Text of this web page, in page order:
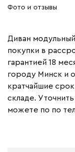
Фото и отзывы
Диван
покупки в
гарантией 18
городу Минск и
кратчайшие
складе.
можете по по